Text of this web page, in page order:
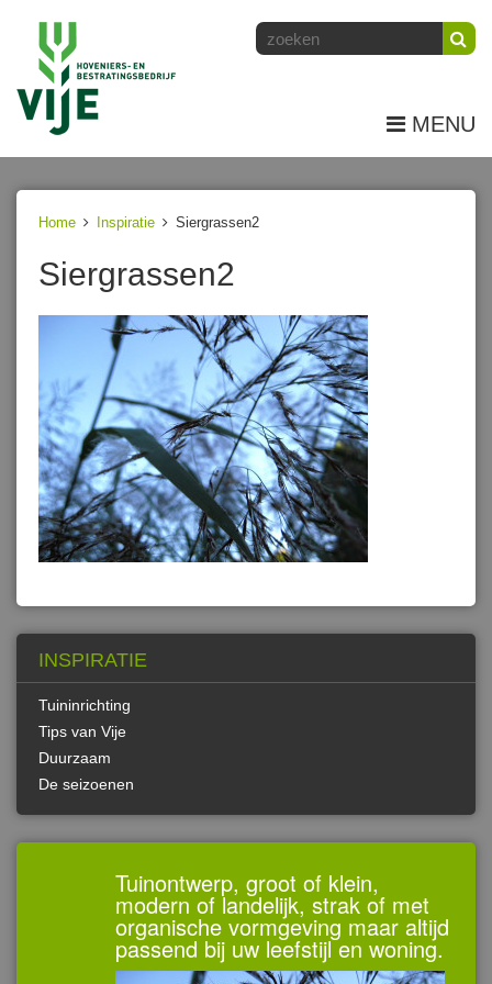
MENU
Home Inspiratie Siergrassen2
Siergrassen2
INSPIRATIE
Tuininrichting
Tips van Vije
Duurzaam
De seizoenen
Tuinontwerp, groot of klein,
modern of landelijk, strak of met
organische vormgeving maar altijd
passend bij uw leefstijl en woning.